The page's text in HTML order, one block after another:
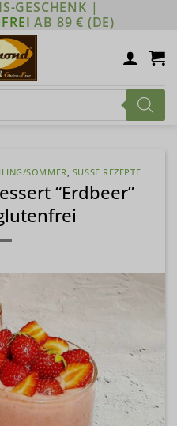
GESCHENK |
AB 89 € (DE)
SOMMER, SÜSSE REZEPTE
“Erdbeer”